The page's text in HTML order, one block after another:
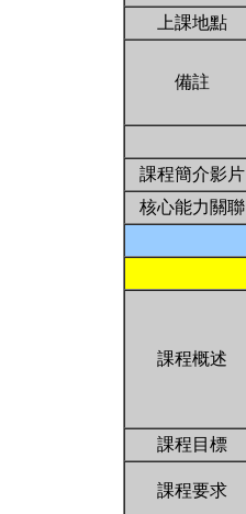
上課地點
備註
課程簡介影片
核心能力關聯
課程概述
課程目標
課程要求